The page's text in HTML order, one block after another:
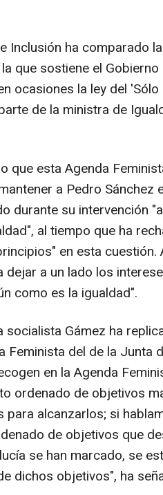
Inclusión ha comparado
que sostiene el Gobierno
ocasiones la ley del
de la ministra de
que esta Agenda
a Pedro Sánchez
durante su intervención
al tiempo que ha
en esta cuestión.
a un lado los
como es la igualdad".
Gámez ha
Feminista del de la Junta
en la Agenda
ordenado de objetivos
alcanzarlos; si
de objetivos que
se han marcado, se
dichos objetivos", ha